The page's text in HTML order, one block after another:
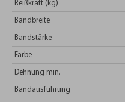
Reißkraft (kg)
Bandbreite
Bandstärke
Farbe
Dehnung min.
Bandausführung